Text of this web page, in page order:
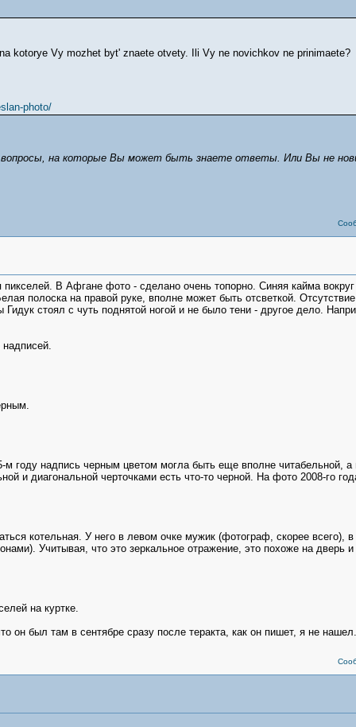
kotorye Vy mozhet byt' znaete otvety. Ili Vy ne novichkov ne prinimaete?
photo/
на которые Вы может быть знаете ответы. Или Вы не
В Афгане фото - сделано очень топорно. Синяя кайма
полоска на правой руке, вполне может быть отсветкой.
стоял с чуть поднятой ногой и не было тени - другое дело.
году надпись черным цветом могла быть еще вполне читабельной,
и диагональной черточками есть что-то черной. На фото 2008-го
котельная. У него в левом очке мужик (фотограф, скорее всего),
Учитывая, что это зеркальное отражение, это похоже на дверь
на куртке.
он был там в сентябре сразу после теракта, как он пишет, я не нашел.